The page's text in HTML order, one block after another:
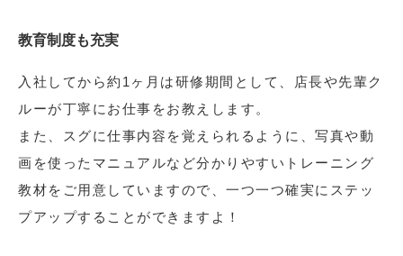
教育制度も充実
入社してから約1ヶ月は研修期間として、店長や先輩ク
ルーが丁寧にお仕事をお教えします。
また、スグに仕事内容を覚えられるように、写真や動
画を使ったマニュアルなど分かりやすいトレーニング
教材をご用意していますので、一つ一つ確実にステッ
プアップすることができますよ！